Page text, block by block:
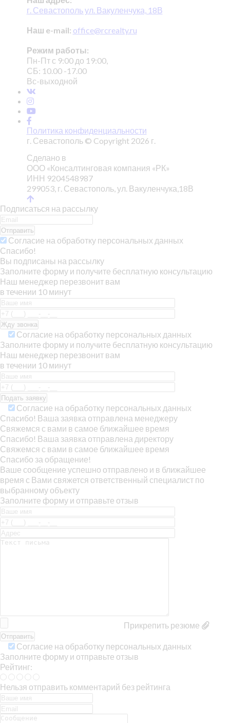
г. Севастополь ул. Вакуленчука, 18В
Наш e-mail: office@rcrealty.ru
Режим работы:
Пн-Пт с 9:00 до 19:00,
СБ: 10.00 -17.00
Вс-выходной
Политика конфиденциальности
г. Севастополь © Copyright 2026 г.
Сделано в
ООО «Консалтинговая компания «РК»
ИНН 9204548987
299053, г. Севастополь, ул. Вакуленчука,18В
Подписаться на рассылку
Отправить
Согласие на обработку персональных данных
Спасибо!
Вы подписаны на рассылку
Заполните форму и получите бесплатную консультацию
Наш менеджер перезвонит вам
в течении 10 минут
Согласие на обработку персональных данных
Заполните форму и получите бесплатную консультацию
Наш менеджер перезвонит вам
в течении 10 минут
Согласие на обработку персональных данных
Спасибо! Ваша заявка отправлена менеджеру
Свяжемся с вами в самое ближайшее время
Спасибо! Ваша заявка отправлена директору
Свяжемся с вами в самое ближайшее время
Спасибо за обращение!
Ваше сообщение успешно отправлено и в ближайшее
время с Вами свяжется ответственный специалист по
выбранному объекту
Заполните форму и отправьте отзыв
Прикрепить резюме
Согласие на обработку персональных данных
Заполните форму и отправьте отзыв
Рейтинг:
Нельзя отправить комментарий без рейтинга